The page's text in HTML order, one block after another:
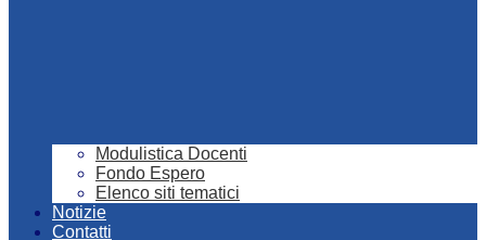
Modulistica Docenti
Fondo Espero
Elenco siti tematici
Notizie
Contatti